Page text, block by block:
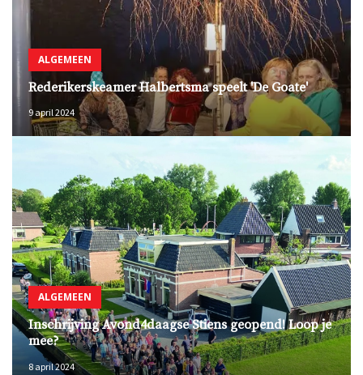
ALGEMEEN
Rederikerskeamer Halbertsma speelt 'De Goate'
9 april 2024
ALGEMEEN
Inschrijving Avond4daagse Stiens geopend! Loop je
mee?
8 april 2024